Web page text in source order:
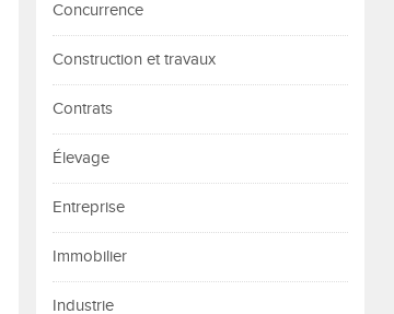
Concurrence
Construction et travaux
Contrats
Élevage
Entreprise
Immobilier
Industrie